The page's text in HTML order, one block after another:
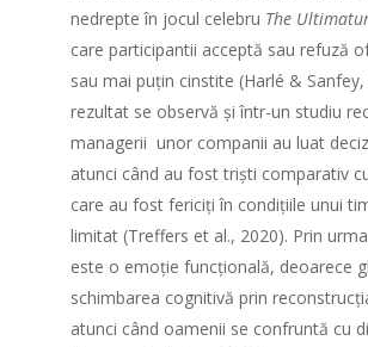
nedrepte în jocul celebru The
care participantii acceptă sau refuză
sau mai puțin cinstite (Harlé & Sanfey,
rezultat se observă și într-un studiu
managerii unor companii au luat
atunci când au fost triști comparativ
care au fost fericiți în condițiile unui
limitat (Treffers et al., 2020). Prin
este o emoție funcțională, deoarece
schimbarea cognitivă prin
atunci când oamenii se confruntă cu